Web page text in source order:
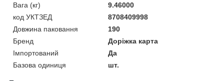
Вага (кг)
9.46000
код УКТЗЕД
8708409998
Довжина паковання
190
Бренд
Доріжка карта
Імпортований
Да
Базова одиниця
шт.